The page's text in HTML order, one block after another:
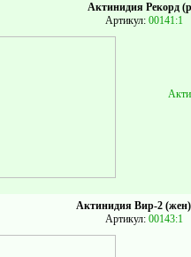
Актинидия Рекорд
Артикул: 00141:1
Актинидия Вир-2
Артикул: 00143:1